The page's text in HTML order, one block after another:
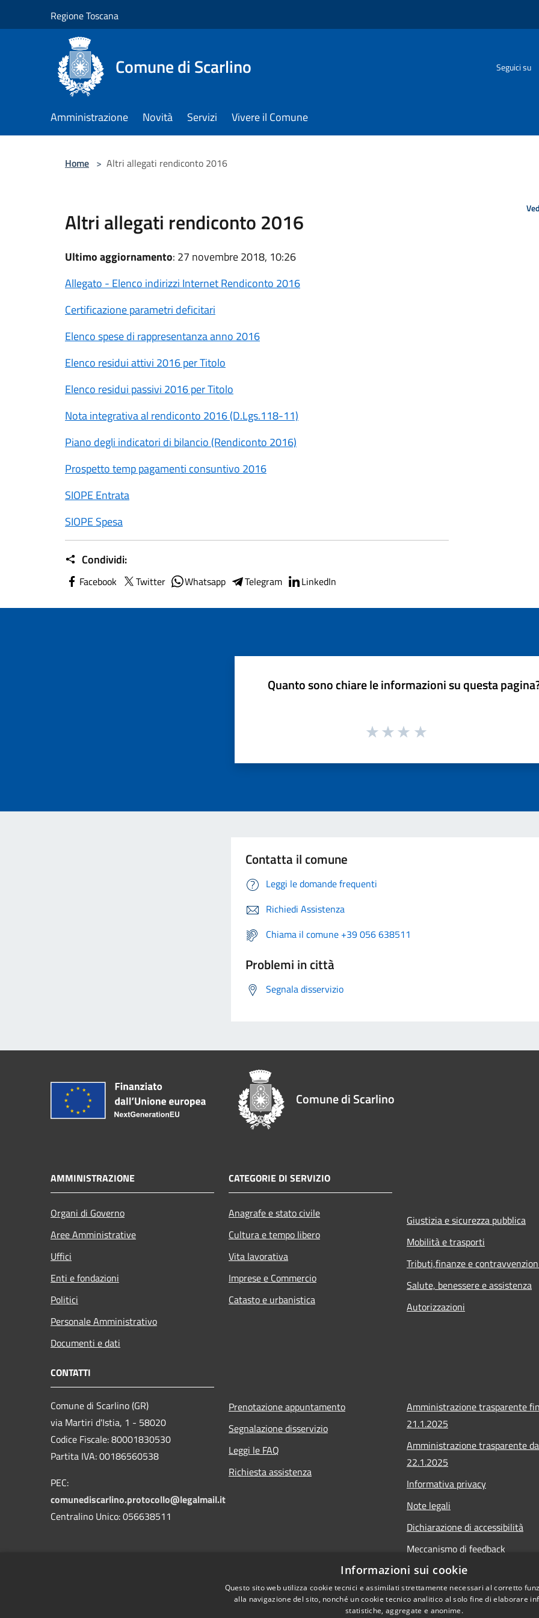
Regione Toscana
Comune di Scarlino Seguici su
Amministrazione Novità Servizi Vivere il Comune
Home > Altri allegati rendiconto 2016
Altri allegati rendiconto 2016
Ultimo aggiornamento: 27 novembre 2018, 10:26
Allegato - Elenco indirizzi Internet Rendiconto 2016
Certificazione parametri deficitari
Elenco spese di rappresentanza anno 2016
Elenco residui attivi 2016 per Titolo
Elenco residui passivi 2016 per Titolo
Nota integrativa al rendiconto 2016 (D.Lgs.118-11)
Piano degli indicatori di bilancio (Rendiconto 2016)
Prospetto temp pagamenti consuntivo 2016
SIOPE Entrata
SIOPE Spesa
Condividi:
Facebook Twitter Whatsapp Telegram LinkedIn
Quanto sono chiare le informazioni su questa
Contatta il comune
Leggi le domande frequenti
Richiedi Assistenza
Chiama il comune +39 056 638511
Problemi in città
Segnala disservizio
Comune di Scarlino
AMMINISTRAZIONE
Organi di Governo
Aree Amministrative
Uffici
Enti e fondazioni
Politici
Personale Amministrativo
Documenti e dati
CATEGORIE DI SERVIZIO
Anagrafe e stato civile
Cultura e tempo libero
Vita lavorativa
Imprese e Commercio
Catasto e urbanistica
Giustizia e sicurezza pubblica
Mobilità e trasporti
Tributi,finanze e
Salute, benessere e assistenza
Autorizzazioni
CONTATTI
Comune di Scarlino (GR)
via Martiri d'Istia, 1 - 58020
Codice Fiscale: 80001830530
Partita IVA: 00186560538
PEC:
comunediscarlino.protocollo@legalmail.it
Centralino Unico: 056638511
Prenotazione appuntamento
Segnalazione disservizio
Leggi le FAQ
Richiesta assistenza
Amministrazione trasparente
21.1.2025
Amministrazione trasparente
22.1.2025
Informativa privacy
Note legali
Dichiarazione di accessibilità
Meccanismo di feedback
Whistleblowing
Informazioni sui cookie
Questo sito web utilizza cookie tecnici e assimilati strettamente necessari al corretto
alla navigazione del sito, nonché un cookie tecnico analitico al solo fine di elaborare
statistiche, aggregate e anonime.